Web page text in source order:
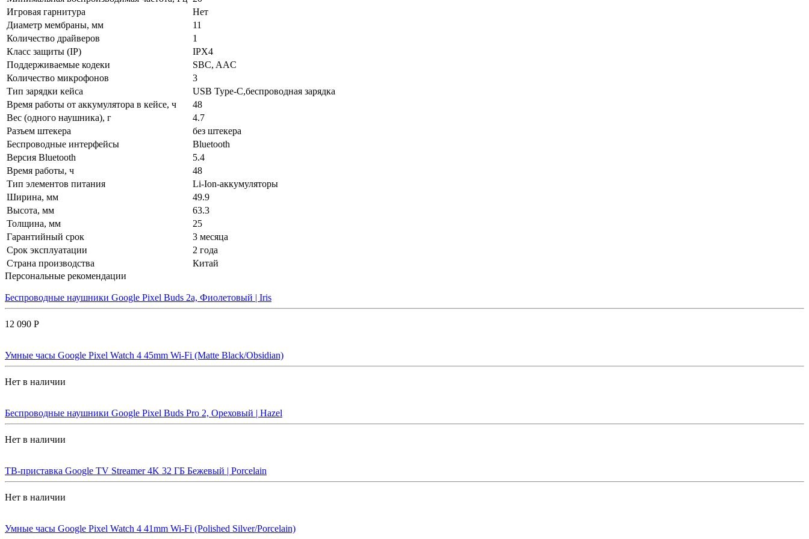
Игровая гарнитура
Нет
Диаметр мембраны, мм
11
Количество драйверов
1
Класс защиты (IP)
IPX4
Поддерживаемые кодеки
SBC, AAC
Количество микрофонов
3
Тип зарядки кейса
USB Type-C,беспроводная зарядка
Время работы от аккумулятора в кейсе, ч
48
Вес (одного наушника), г
4.7
Разъем штекера
без штекера
Беспроводные интерфейсы
Bluetooth
Версия Bluetooth
5.4
Время работы, ч
48
Тип элементов питания
Li-Ion-аккумуляторы
Ширина, мм
49.9
Высота, мм
63.3
Толщина, мм
25
Гарантийный срок
3 месяца
Срок эксплуатации
2 года
Страна производства
Китай
Персональные рекомендации
Беспроводные наушники Google Pixel Buds 2a, Фиолетовый | Iris
12 090 Р
Умные часы Google Pixel Watch 4 45mm Wi-Fi (Matte Black/Obsidian)
Нет в наличии
Беспроводные наушники Google Pixel Buds Pro 2, Ореховый | Hazel
Нет в наличии
ТВ-приставка Google TV Streamer 4K 32 ГБ Бежевый | Porcelain
Нет в наличии
Умные часы Google Pixel Watch 4 41mm Wi-Fi (Polished Silver/Porcelain)